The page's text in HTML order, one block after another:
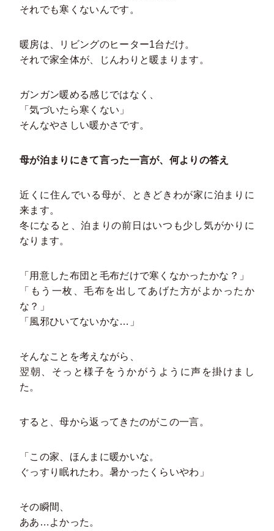
それでも寒くないんです。
暖房は、リビングのヒーター1台だけ。
それで家全体が、じんわりと暖まります。
ガンガン暖める感じではなく、
「気づいたら寒くない」
そんなやさしい暖かさです。
母が泊まりにきて言った一言が、何よりの答え
近くに住んでいる母が、ときどきわが家に泊まりに
来ます。
冬になると、泊まりの前日はいつも少し気がかりに
なります。
「用意した布団と毛布だけで寒くなかったかな？」
「もう一枚、毛布を出してあげた方がよかったか
な？」
「風邪ひいてないかな…」
そんなことを考えながら、
翌朝、そっと様子をうかがうように声を掛けまし
た。
すると、母から返ってきたのがこの一言。
「この家、ほんまに暖かいな。
ぐっすり眠れたわ。暑かったくらいやわ」
その瞬間、
ああ…よかった。